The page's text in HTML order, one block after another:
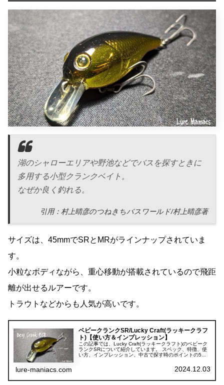
湖のシャローエリアや野池などでバスを探すときに
多用する小型クランクベイト。
なぜか良く釣れる。
引用：村上晴彦のつねきちバスワールド/村上晴彦著
サイズは、45mmでSRとMRがラインナップされていま
す。
小粒なボディながら、重心移動が搭載されているので飛距
離が出せるルアーです。
トラウトなどからも人気が高いです。
ベビークランクSR/Lucky Craft(ラッキークラフ
ト)【使い方＆インプレッション】
この記事では、Lucky Craft(ラッキークラフト)のベビーク
ランクSRについて紹介しています。 スペック、特徴、使
い方、インプレッション、中古で探す時のポイントの5項
lure-maniacs.com 2024.12.03